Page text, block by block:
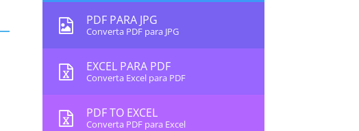
PDF PARA JPG
Converta PDF para JPG
EXCEL PARA PDF
Converta Excel para PDF
PDF TO EXCEL
Converta PDF para Excel